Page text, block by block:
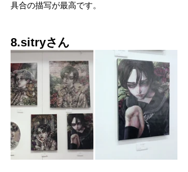
具合の描写が最高です。
8.sitryさん